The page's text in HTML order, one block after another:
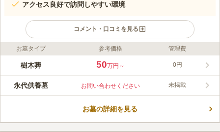
アクセス良好で訪問しやすい環境
コメント・口コミを見る
ライフドット編集部のコメント
千葉市稲毛区の稲毛霊園に新たに樹木葬墓地が誕生しました。骨
す。お参りはバリアフリー対応で車椅子でも訪問可能。駐車場完
備でアクセスも良好です。宗教不問で継承者が不要、生前申込も
この霊園はまだ誰からも評価されていません。
お墓タイプ 参考価格 管理費
樹木葬 50万円～ 0円
永代供養墓 お問い合わせください 未掲載
お墓の詳細を見る